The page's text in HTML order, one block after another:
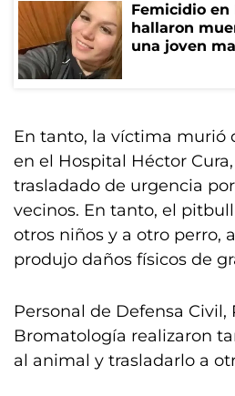
Femicidio en
hallaron
una joven
En tanto, la víctima murió
en el Hospital Héctor
trasladado de urgencia
vecinos. En tanto, el
otros niños y a otro perro,
produjo daños físicos de
Personal de Defensa Civil,
Bromatología realizaron
al animal y trasladarlo a